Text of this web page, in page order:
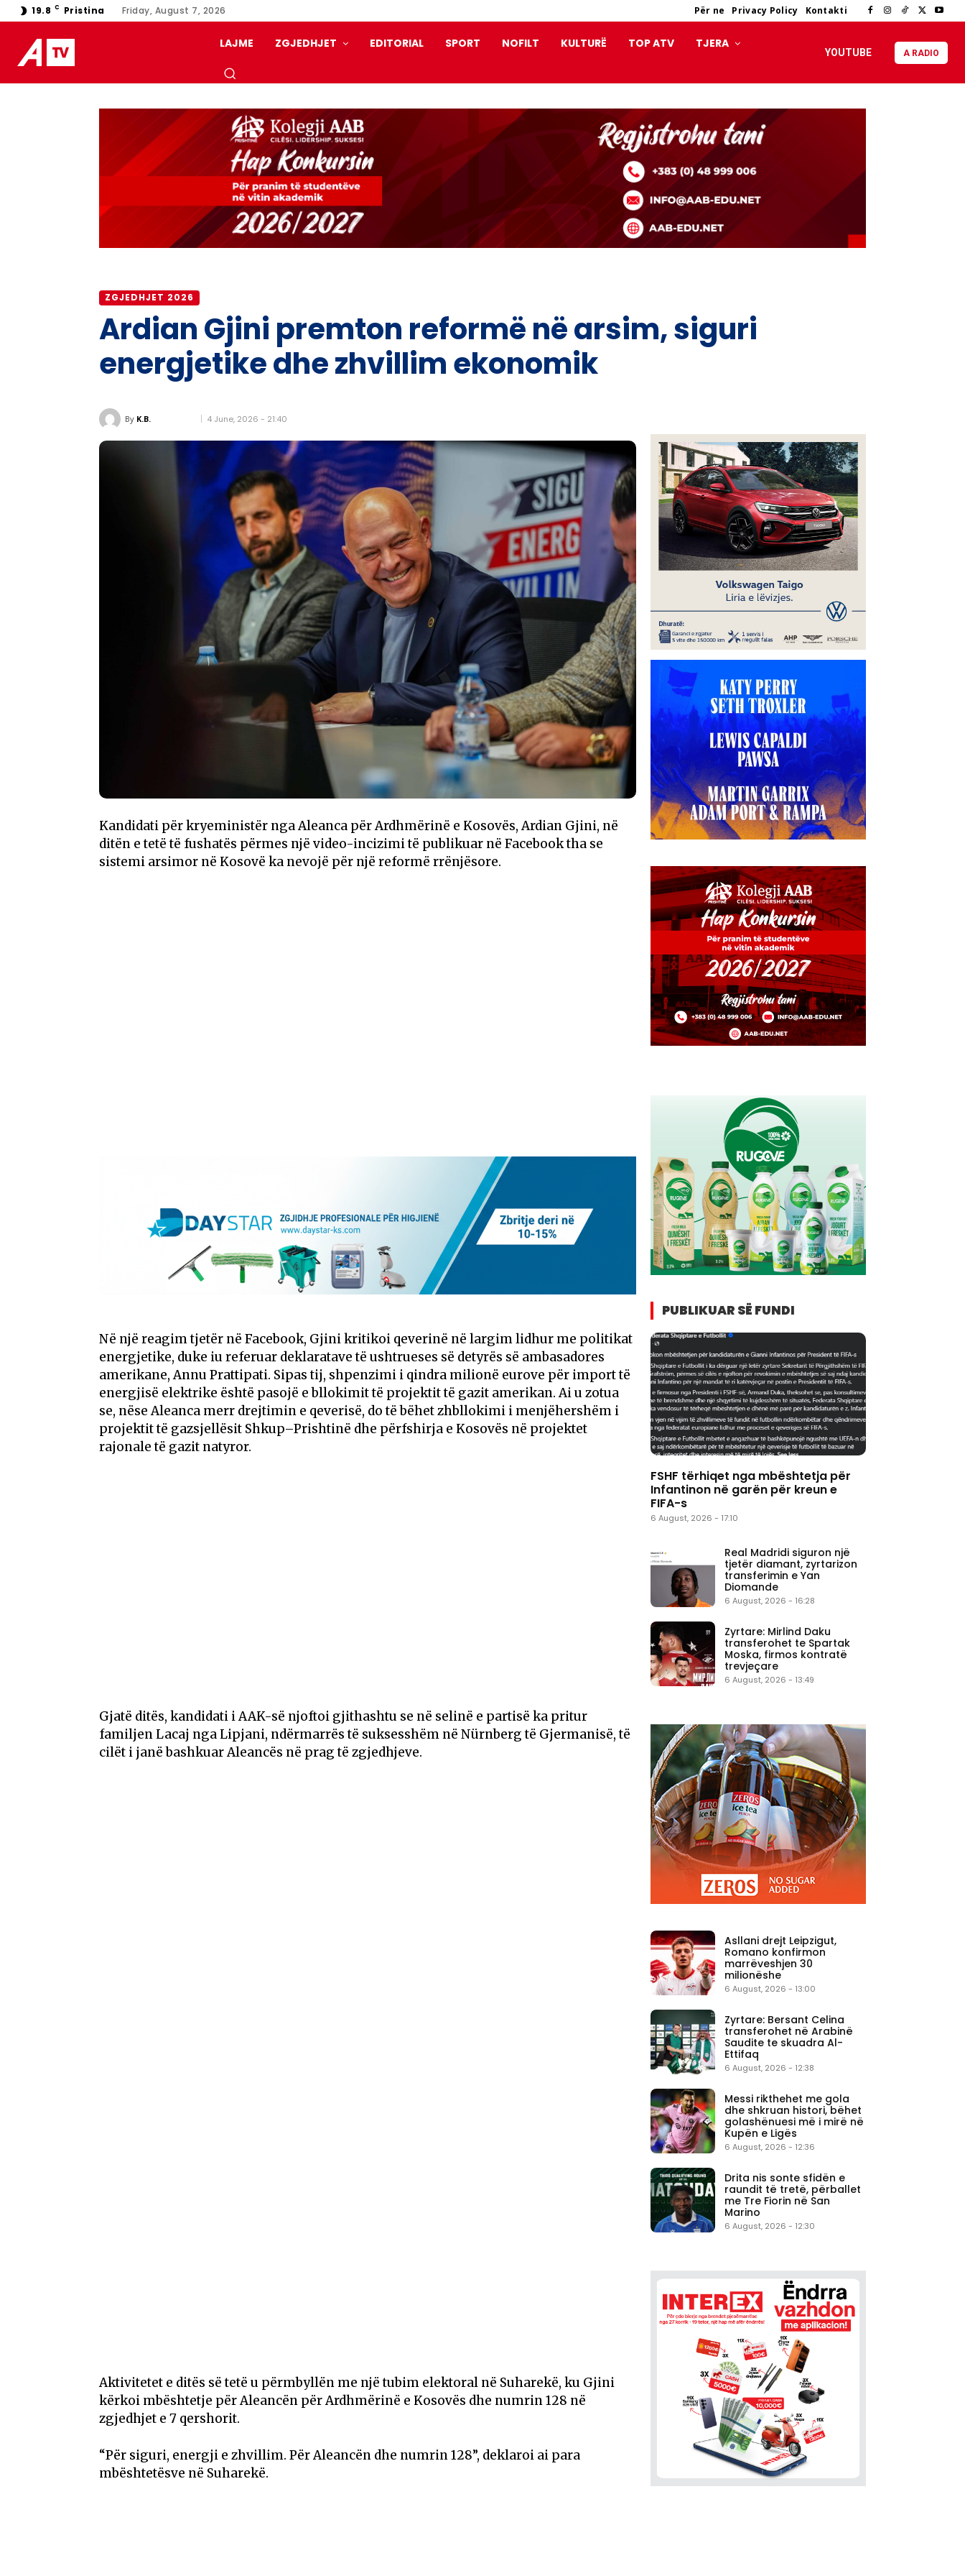
19.8 C Pristina Friday, August 7, 2026 Për ne Privacy Policy Kontakti
LAJME ZGJEDHJET EDITORIAL SPORT NOFILT KULTURË TOP ATV TJERA
YOUTUBE A RADIO
ZGJEDHJET 2026
Ardian Gjini premton reformë në arsim, siguri
energjetike dhe zhvillim ekonomik
By K.B. 4 June, 2026 - 21:40
Kandidati për kryeministër nga Aleanca për Ardhmërinë e Kosovës, Ardian Gjini, në
ditën e tetë të fushatës përmes një video-incizimi të publikuar në Facebook tha se
sistemi arsimor në Kosovë ka nevojë për një reformë rrënjësore.
Në një reagim tjetër në Facebook, Gjini kritikoi qeverinë në largim lidhur me politikat
energjetike, duke iu referuar deklaratave të ushtrueses së detyrës së ambasadores
amerikane, Annu Prattipati. Sipas tij, shpenzimi i qindra milionë eurove për import të
energjisë elektrike është pasojë e bllokimit të projektit të gazit amerikan. Ai u zotua
se, nëse Aleanca merr drejtimin e qeverisë, do të bëhet zhbllokimi i menjëhershëm i
projektit të gazsjellësit Shkup–Prishtinë dhe përfshirja e Kosovës në projektet
rajonale të gazit natyror.
Gjatë ditës, kandidati i AAK-së njoftoi gjithashtu se në selinë e partisë ka pritur
familjen Lacaj nga Lipjani, ndërmarrës të suksesshëm në Nürnberg të Gjermanisë, të
cilët i janë bashkuar Aleancës në prag të zgjedhjeve.
Aktivitetet e ditës së tetë u përmbyllën me një tubim elektoral në Suharekë, ku Gjini
kërkoi mbështetje për Aleancën për Ardhmërinë e Kosovës dhe numrin 128 në
zgjedhjet e 7 qershorit.
“Për siguri, energji e zhvillim. Për Aleancën dhe numrin 128”, deklaroi ai para
mbështetësve në Suharekë.
PUBLIKUAR SË FUNDI
FSHF tërhiqet nga mbështetja për
Infantinon në garën për kreun e
FIFA-s
6 August, 2026 - 17:10
Real Madridi siguron një
tjetër diamant, zyrtarizon
transferimin e Yan
Diomande
6 August, 2026 - 16:28
Zyrtare: Mirlind Daku
transferohet te Spartak
Moska, firmos kontratë
trevjeçare
6 August, 2026 - 13:49
Asllani drejt Leipzigut,
Romano konfirmon
marrëveshjen 30
milionëshe
6 August, 2026 - 13:00
Zyrtare: Bersant Celina
transferohet në Arabinë
Saudite te skuadra Al-
Ettifaq
6 August, 2026 - 12:38
Messi rikthehet me gola
dhe shkruan histori, bëhet
golashënuesi më i mirë në
Kupën e Ligës
6 August, 2026 - 12:36
Drita nis sonte sfidën e
raundit të tretë, përballet
me Tre Fiorin në San
Marino
6 August, 2026 - 12:30